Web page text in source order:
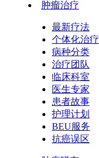
肿瘤治疗
最新疗法
个体化治疗
病种分类
治疗团队
临床科室
医生专家
患者故事
护理计划
BEU服务
抗癌误区